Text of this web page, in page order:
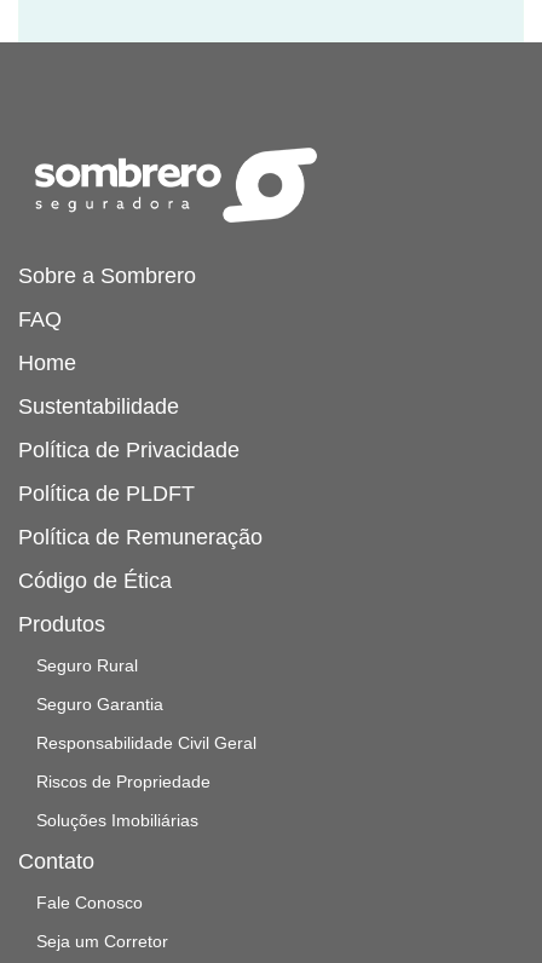
Sobre a Sombrero
FAQ
Home
Sustentabilidade
Política de Privacidade
Política de PLDFT
Política de Remuneração
Código de Ética
Produtos
Seguro Rural
Seguro Garantia
Responsabilidade Civil Geral
Riscos de Propriedade
Soluções Imobiliárias
Contato
Fale Conosco
Seja um Corretor